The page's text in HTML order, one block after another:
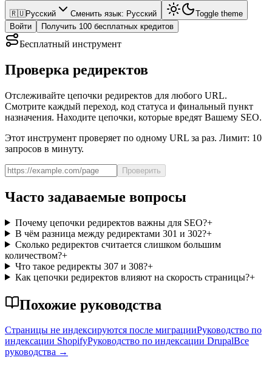
🇷🇺Русский Сменить язык: Русский
Toggle theme
Войти
Получить 100 бесплатных кредитов
Бесплатный инструмент
Проверка редиректов
Отслеживайте цепочки редиректов для любого URL.
Смотрите каждый переход, код статуса и финальный пункт
назначения. Находите цепочки, которые вредят Вашему SEO.
Этот инструмент проверяет по одному URL за раз. Лимит: 10
запросов в минуту.
Проверить
Часто задаваемые вопросы
Почему цепочки редиректов важны для SEO?+
В чём разница между редиректами 301 и 302?+
Сколько редиректов считается слишком большим
количеством?+
Что такое редиректы 307 и 308?+
Как цепочки редиректов влияют на скорость страницы?+
Похожие руководства
Страницы не индексируются после миграцииРуководство по
индексации ShopifyРуководство по индексации DrupalВсе
руководства →